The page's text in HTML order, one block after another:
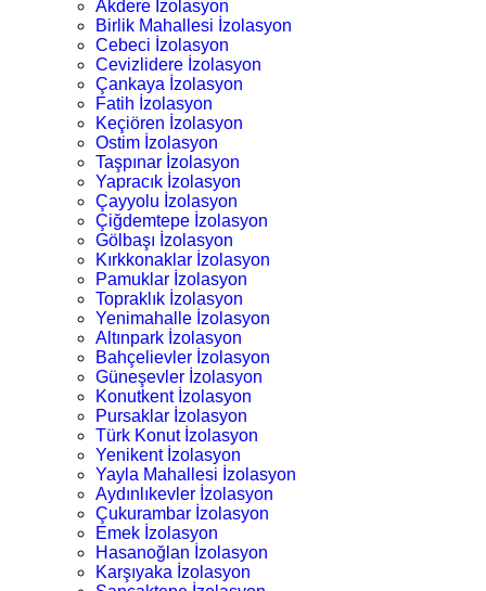
Akdere İzolasyon
Birlik Mahallesi İzolasyon
Cebeci İzolasyon
Cevizlidere İzolasyon
Çankaya İzolasyon
Fatih İzolasyon
Keçiören İzolasyon
Ostim İzolasyon
Taşpınar İzolasyon
Yapracık İzolasyon
Çayyolu İzolasyon
Çiğdemtepe İzolasyon
Gölbaşı İzolasyon
Kırkkonaklar İzolasyon
Pamuklar İzolasyon
Topraklık İzolasyon
Yenimahalle İzolasyon
Altınpark İzolasyon
Bahçelievler İzolasyon
Güneşevler İzolasyon
Konutkent İzolasyon
Pursaklar İzolasyon
Türk Konut İzolasyon
Yenikent İzolasyon
Yayla Mahallesi İzolasyon
Aydınlıkevler İzolasyon
Çukurambar İzolasyon
Emek İzolasyon
Hasanoğlan İzolasyon
Karşıyaka İzolasyon